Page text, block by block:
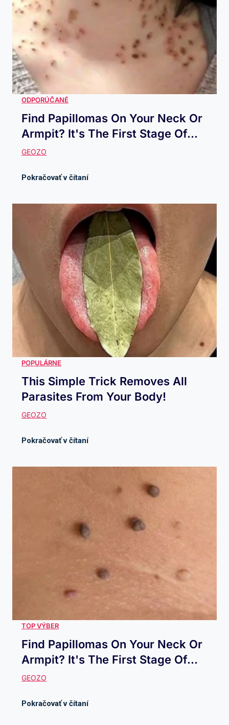
Find Papillomas On Your Neck Or
Armpit? It's The First Stage Of...
This Simple Trick Removes All
Parasites From Your Body!
Find Papillomas On Your Neck Or
Armpit? It's The First Stage Of...